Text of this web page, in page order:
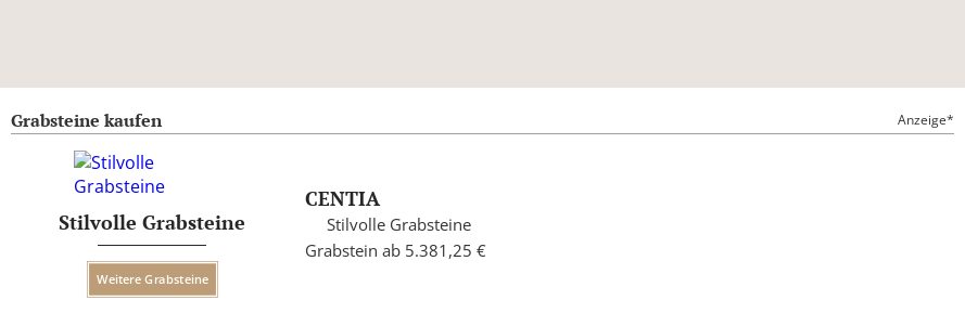
Grabsteine kaufen Anzeige*
Stilvolle Grabsteine
Weitere Grabsteine
CENTIA
Stilvolle Grabsteine
Grabstein ab 5.381,25 €